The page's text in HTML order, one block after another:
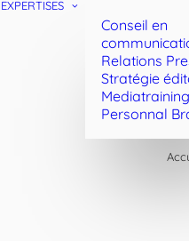
EXPERTISES
Conseil en
Relations
Stratégie
Mediatraining
Personnal